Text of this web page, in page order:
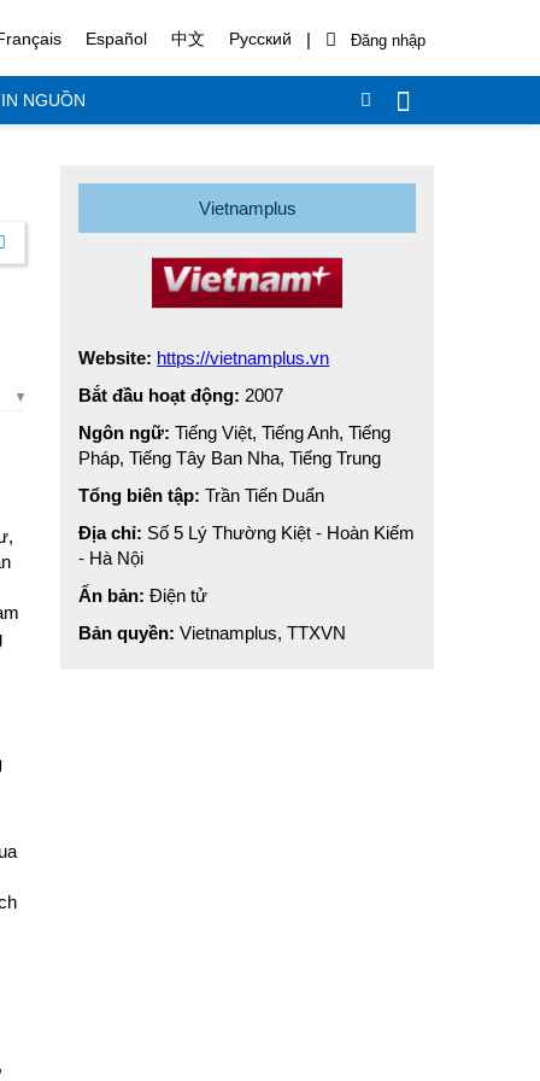
Español 中文 Русский |
NGUỒN
Vietnamplus
Website: https://vietnamplus.vn
Bắt đầu hoạt động: 2007
Ngôn ngữ:Tiếng Việt, Tiếng Anh, Tiếng
Pháp, Tiếng Tây Ban Nha, Tiếng Trung
Tổng biên tập:Trần Tiến Duẩn
Địa chỉ: Số 5 Lý Thường Kiệt - Hoàn Kiếm
- Hà Nội
Ấn bản:Điện tử
Bản quyền:Vietnamplus, TTXVN